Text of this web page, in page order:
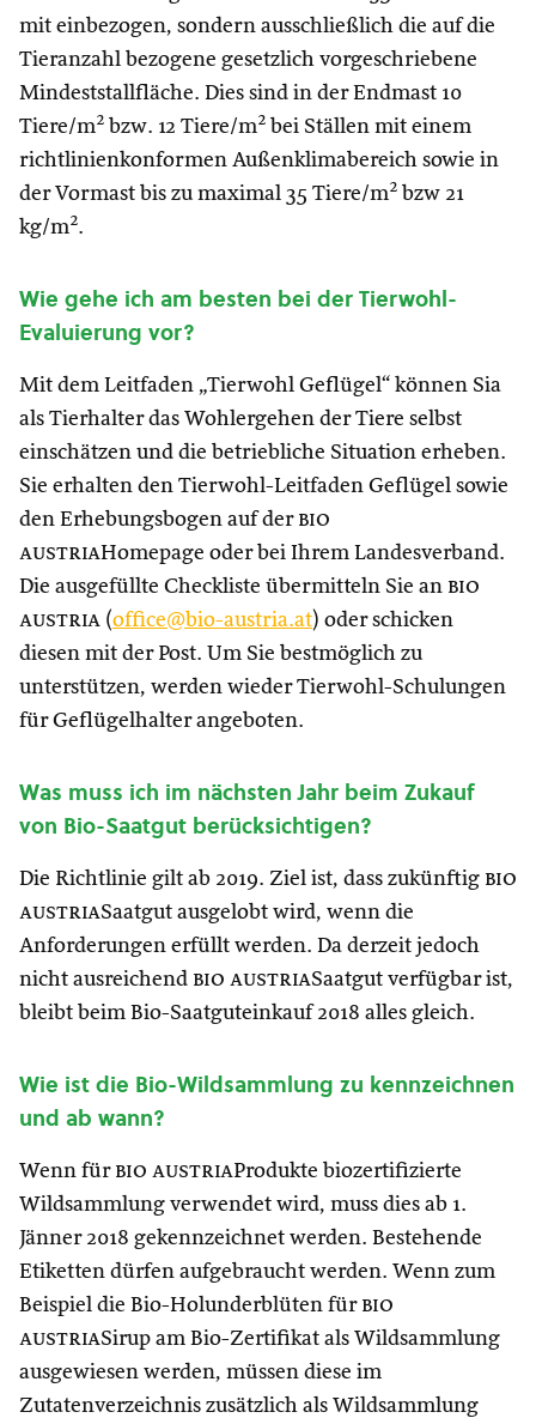
mit einbezogen, sondern ausschließlich die auf die
Tieranzahl bezogene gesetzlich vorgeschriebene
Mindeststallfläche. Dies sind in der Endmast 10
Tiere/m² bzw. 12 Tiere/m² bei Ställen mit einem
richtlinienkonformen Außenklimabereich sowie in
der Vormast bis zu maximal 35 Tiere/m² bzw 21
kg/m².
Wie gehe ich am besten bei der Tierwohl-
Evaluierung vor?
Mit dem Leitfaden „Tierwohl Geflügel“ können Sia
als Tierhalter das Wohlergehen der Tiere selbst
einschätzen und die betriebliche Situation erheben.
Sie erhalten den Tierwohl-Leitfaden Geflügel sowie
den Erhebungsbogen auf der bio
austriaHomepage oder bei Ihrem Landesverband.
Die ausgefüllte Checkliste übermitteln Sie an bio
austria (office@bio-austria.at) oder schicken
diesen mit der Post. Um Sie bestmöglich zu
unterstützen, werden wieder Tierwohl-Schulungen
für Geflügelhalter angeboten.
Was muss ich im nächsten Jahr beim Zukauf
von Bio-Saatgut berücksichtigen?
Die Richtlinie gilt ab 2019. Ziel ist, dass zukünftig bio
austriaSaatgut ausgelobt wird, wenn die
Anforderungen erfüllt werden. Da derzeit jedoch
nicht ausreichend bio austriaSaatgut verfügbar ist,
bleibt beim Bio-Saatguteinkauf 2018 alles gleich.
Wie ist die Bio-Wildsammlung zu kennzeichnen
und ab wann?
Wenn für bio austriaProdukte biozertifizierte
Wildsammlung verwendet wird, muss dies ab 1.
Jänner 2018 gekennzeichnet werden. Bestehende
Etiketten dürfen aufgebraucht werden. Wenn zum
Beispiel die Bio-Holunderblüten für bio
austriaSirup am Bio-Zertifikat als Wildsammlung
ausgewiesen werden, müssen diese im
Zutatenverzeichnis zusätzlich als Wildsammlung